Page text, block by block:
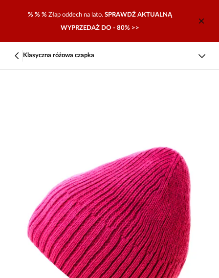
% % % Złap oddech na lato. SPRAWDŹ AKTUALNĄ
WYPRZEDAŻ DO - 80% >>
Klasyczna różowa czapka